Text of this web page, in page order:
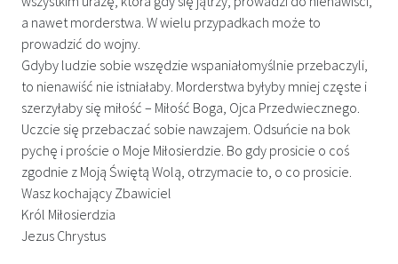
a nawet morderstwa. W wielu przypadkach może to
prowadzić do wojny.
Gdyby ludzie sobie wszędzie wspaniałomyślnie przebaczyli,
to nienawiść nie istniałaby. Morderstwa byłyby mniej częste i
szerzyłaby się miłość – Miłość Boga, Ojca Przedwiecznego.
Uczcie się przebaczać sobie nawzajem. Odsuńcie na bok
pychę i proście o Moje Miłosierdzie. Bo gdy prosicie o coś
zgodnie z Moją Świętą Wolą, otrzymacie to, o co prosicie.
Wasz kochający Zbawiciel
Król Miłosierdzia
Jezus Chrystus